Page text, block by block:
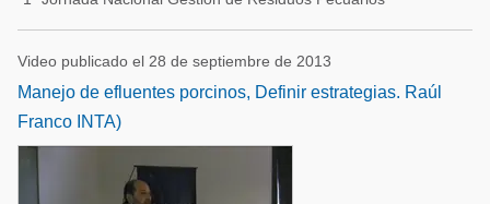
Video publicado el 28 de septiembre de 2013
Manejo de efluentes porcinos, Definir estrategias. Raúl
Franco INTA)